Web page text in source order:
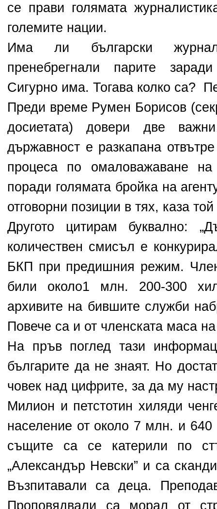
се прави голямата
големите нации.
Има ли български
пренебрегнали парите
Сигурно има. Тогава колко са?
Преди време Румен Борисов
досиетата) довери две
държавност е разкапана
процеса по омаловажаване
поради голямата бройка на
отговорни позиции в тях, каза
Другото цитирам буквално:
количествен смисъл е
БКП при предишния режим.
били около1 млн. 200-300
архивите на бившите служби
Повече са и от членската маса
На пръв поглед тази
българите да не знаят. Но
човек над цифрите, за да му
Милион и петстотин хиляди
население от около 7 млн. и
същите са се катерили по
„Александър Невски” и са
Възпитавали са деца.
Проповядвали са морал от